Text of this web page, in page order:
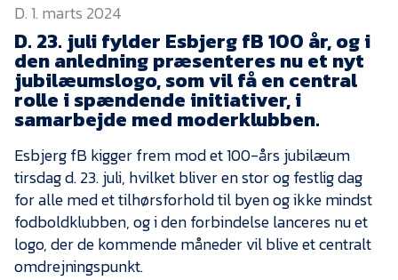
Sydvestjysk Fodbold
Samarbejde
Partnere
Blue Water Arena
Aktionærinformation
Kontakt
Job i EfB
Presse
D. 1. marts 2024
D. 23. juli fylder Esbjerg fB 100 år, og i
den anledning præsenteres nu et nyt
jubilæumslogo, som vil få en central
rolle i spændende initiativer, i
samarbejde med moderklubben.
Esbjerg fB kigger frem mod et 100-års jubilæum
tirsdag d. 23. juli, hvilket bliver en stor og festlig dag
for alle med et tilhørsforhold til byen og ikke mindst
fodboldklubben, og i den forbindelse lanceres nu et
logo, der de kommende måneder vil blive et centralt
omdrejningspunkt.